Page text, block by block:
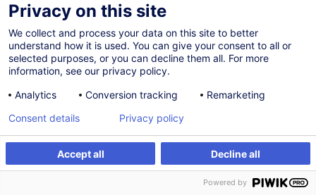
S'inscrire Formation sur mesure
04.09.2026
Formation présentielle
Formation à distance
Cours du jour
Privacy on this site
We collect and process your data on this site to better
understand how it is used. You can give your consent to all or
selected purposes, or you can decline them all. For more
information, see our privacy policy.
Analytics
Conversion tracking Remarketing
Accept all Decline all
Consent details Privacy policy
Powered by